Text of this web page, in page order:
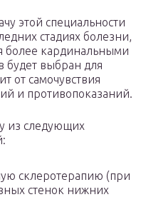
этой специальности
стадиях болезни,
более кардинальными
будет выбран для
от самочувствия
и противопоказаний.
из следующих
склеротерапию (при
стенок нижних